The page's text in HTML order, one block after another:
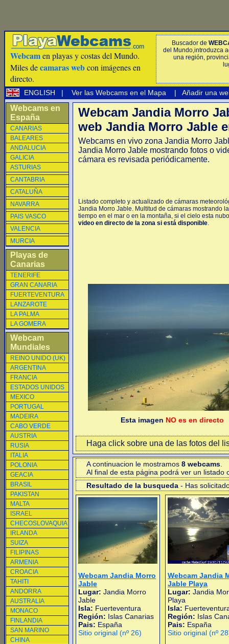
Webcamen playas y costas del Mundo.
Miles decamaras webcon imágenes en
directo.
Buscador de
del Mundo,introduzca
una región,
ENGLISH | Ver las Webcams en el Mapa | Añadir una
Webcams en
España
CANARIAS
BALEARES
ANDALUCIA
GALICIA
ASTURIAS
CANTABRIA
CATALUÑA
NAVARRA
PAIS VASCO
VALENCIA
MURCIA
Playas de
Canarias
TENERIFE
GRAN CANARIA
FUERTEVENTURA
LANZAROTE
LA PALMA
LA GOMERA
Webcam
Mundiales
REINO UNIDO (UK)
ARGENTINA
FRANCIA
ESTADOS UNIDOS
MEXICO
PORTUGAL
MADEIRA
CABO VERDE
AUSTRIA
RUSIA
ITALIA
POLONIA
GEACIA
BRASIL
PAKISTAN
MALTA
ISRAEL
CHECOSLOVAQUIA
IRLANDA
SUIZA
FILIPINAS
ARMENIA
CROACIA
TAHITI
ANDORRA
AUSTRALIA
MONACO
FINLANDIA
SAN MARINO
CHINA
Webcam Jandia Morro
web Jandia Morro Jable
Webcams en vivo zona Jandia Morro
Jandia Morro Jable mostrando fotos o
cámara es revisada periódicamente.
Listado completo y actualizado de cámaras
Jandia Morro Jable. Multitud de cámaras mostrando
tiempo en el mar o en la montaña, si el cielo esta
video en directo de la zona si está disponible.
Esta imagen NO es en directo
Haga click sobre una de las fotos del
A continuacion le mostramos 8 webcams
Al final de esta página podrá ver un
Resultado de la busqueda - Has
Webcam Jandia Morro
Jable
Lugar: Jandia Morro
Jable
Isla: Fuerteventura
Región: Islas Canarias
Pais: España
Sitio original (nº 26)
Webcam Jandia
Jable Playa
Lugar: Jandia
Playa
Isla:
Región: Islas
Pais: España
Sitio original (nº